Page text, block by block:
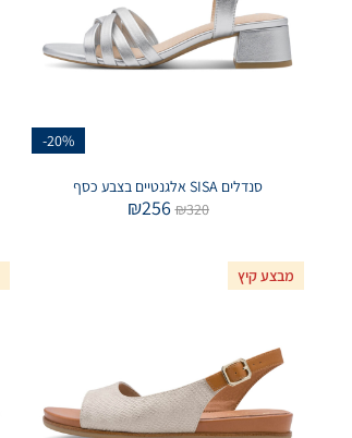
-20%
סנדלים SISA אלגנטיים בצבע כסף
₪320
₪256
מבצע קיץ